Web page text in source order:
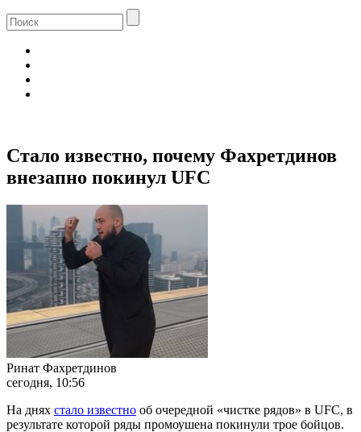
Стало известно, почему Фахретдинов
внезапно покинул UFC
Ринат Фахретдинов
сегодня, 10:56
На днях стало известно об очередной «чистке рядов» в UFC, в
результате которой ряды промоушена покинули трое бойцов.